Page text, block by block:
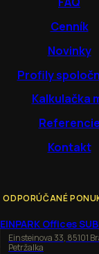
Cenník
Novinky
Profily
Kalkulačka
Referencie
Kontakt
ODPORÚČANÉ
EINPARK Offices
Einsteinova 33, 85101
Petržalka